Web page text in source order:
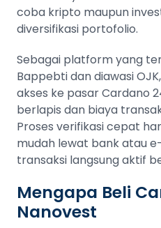
coba kripto maupun
diversifikasi portofolio.
Sebagai platform yang
Bappebti dan diawasi
akses ke pasar Cardano
berlapis dan biaya
Proses verifikasi cepat
mudah lewat bank atau
transaksi langsung aktif
Mengapa Beli
Nanovest